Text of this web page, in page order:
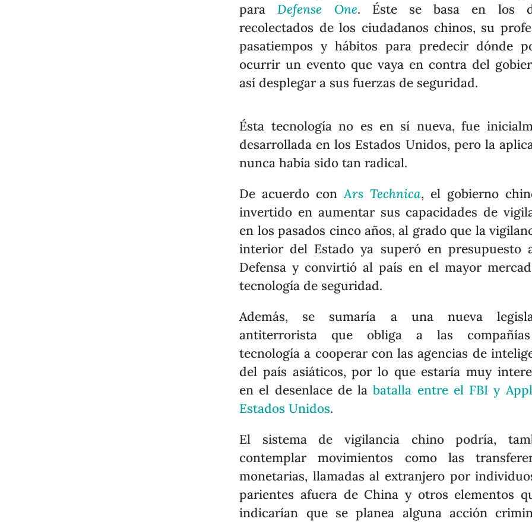
paraDefense One. Éste se basa en los
recolectados de los ciudadanos chinos, su
pasatiempos y hábitos para predecir dónde
ocurrir un evento que vaya en contra del
así desplegar a sus fuerzas de seguridad.
Ésta tecnología no es en sí nueva, fue
desarrollada en los Estados Unidos, pero la
nunca había sido tan radical.
De acuerdo conArs Technica, el gobierno
invertido en aumentar sus capacidades de
en los pasados cinco años, al grado que la
interior del Estado ya superó en presupuesto
Defensa y convirtió al país en el mayor
tecnología de seguridad.
Además, se sumaría a una nueva
antiterrorista que obliga a las
tecnología a cooperar con las agencias de
del país asiáticos, por lo que estaría muy
en el desenlace de labatalla entre el FBI y
Estados Unidos.
El sistema de vigilancia chino podría,
contemplar movimientos como las
monetarias, llamadas al extranjero por
parientes afuera de China y otros elementos
indicarían que se planea alguna acción